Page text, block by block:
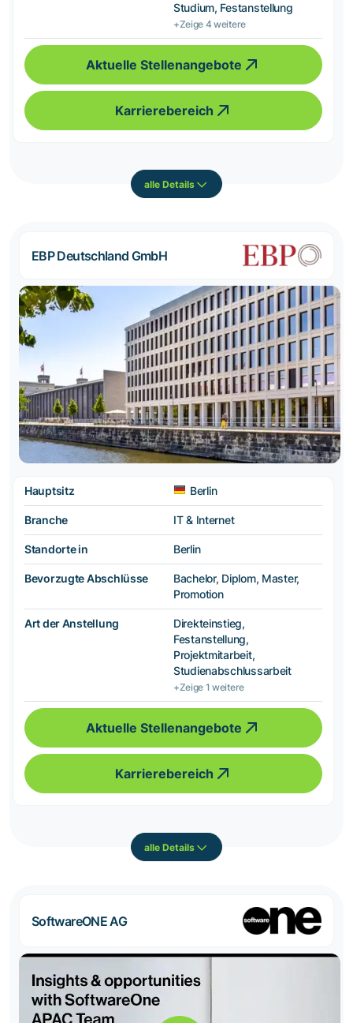
Studium, Festanstellung
+Zeige 4 weitere
Aktuelle Stellenangebote
Karrierebereich
alle Details
EBP Deutschland GmbH
Hauptsitz Berlin
Branche IT & Internet
Standorte in Berlin
Bevorzugte Abschlüsse
Bachelor, Diplom, Master,
Promotion
Art der Anstellung
Direkteinstieg,
Festanstellung,
Projektmitarbeit,
Studienabschlussarbeit
+Zeige 1 weitere
Aktuelle Stellenangebote
Karrierebereich
alle Details
SoftwareONE AG